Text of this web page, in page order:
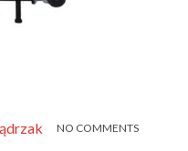
NO COMMENTS